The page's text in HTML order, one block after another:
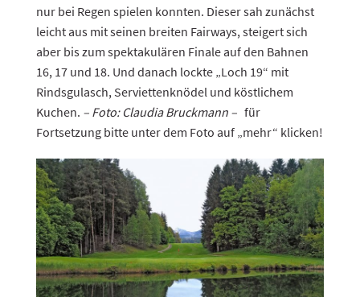
nur bei Regen spielen konnten. Dieser sah zunächst
leicht aus mit seinen breiten Fairways, steigert sich
aber bis zum spektakulären Finale auf den Bahnen
16, 17 und 18. Und danach lockte „Loch 19“ mit
Rindsgulasch, Serviettenknödel und köstlichem
Kuchen. – Foto: Claudia Bruckmann – für
Fortsetzung bitte unter dem Foto auf „mehr“ klicken!